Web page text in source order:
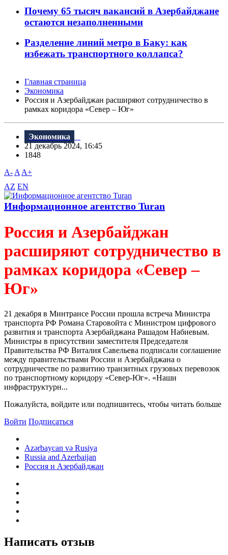
Почему 65 тысяч вакансий в Азербайджане
остаются незаполненными
Разделение линий метро в Баку: как
избежать транспортного коллапса?
Главная страница
Экономика
Россия и Азербайджан расширяют сотрудничество в
рамках коридора «Север – Юг»
Экономика
21 декабрь 2024, 16:45
1848
A- A A+
AZ EN
Информационное агентство Turan
Россия и Азербайджан
расширяют сотрудничество в
рамках коридора «Север –
Юг»
21 декабря в Минтрансе России прошла встреча Министра
транспорта РФ Романа Старовойта с Министром цифрового
развития и транспорта Азербайджана Рашадом Набиевым.
Министры в присутствии заместителя Председателя
Правительства РФ Виталия Савельева подписали соглашение
между правительствами России и Азербайджана о
сотрудничестве по развитию транзитных грузовых перевозок
по транспортному коридору «Север-Юг». «Наши
инфраструктурн...
Пожалуйста, войдите или подпишитесь, чтобы читать больше
Войти Подписаться
Azərbaycan və Rusiya
Russia and Azerbaijan
Россия и Азербайджан
Написать отзыв